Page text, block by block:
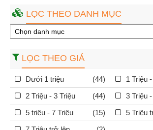
LỌC THEO DANH MỤC
LỌC THEO GIÁ
Dưới 1 triệu (44) 1 Triệu
2 Triệu - 3 Triệu
(44) 3 Triệu
5 triệu - 7 Triệu
(15) 5 Triệu